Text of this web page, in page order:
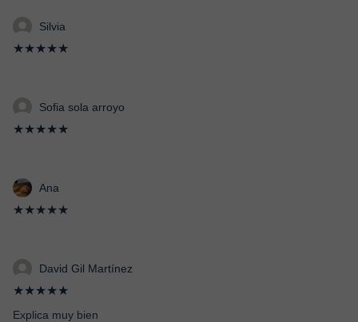
Silvia
★★★★★
Sofia sola arroyo
★★★★★
Ana
★★★★★
David Gil Martínez
★★★★★
Explica muy bien